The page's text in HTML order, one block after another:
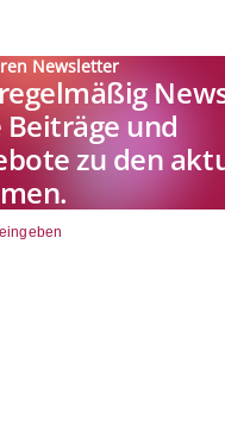
Newsletter
und
zu den